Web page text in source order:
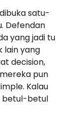
satu-
Defendan
yang jadi tu
lain yang
decision,
pun
Kalau
betul-betul